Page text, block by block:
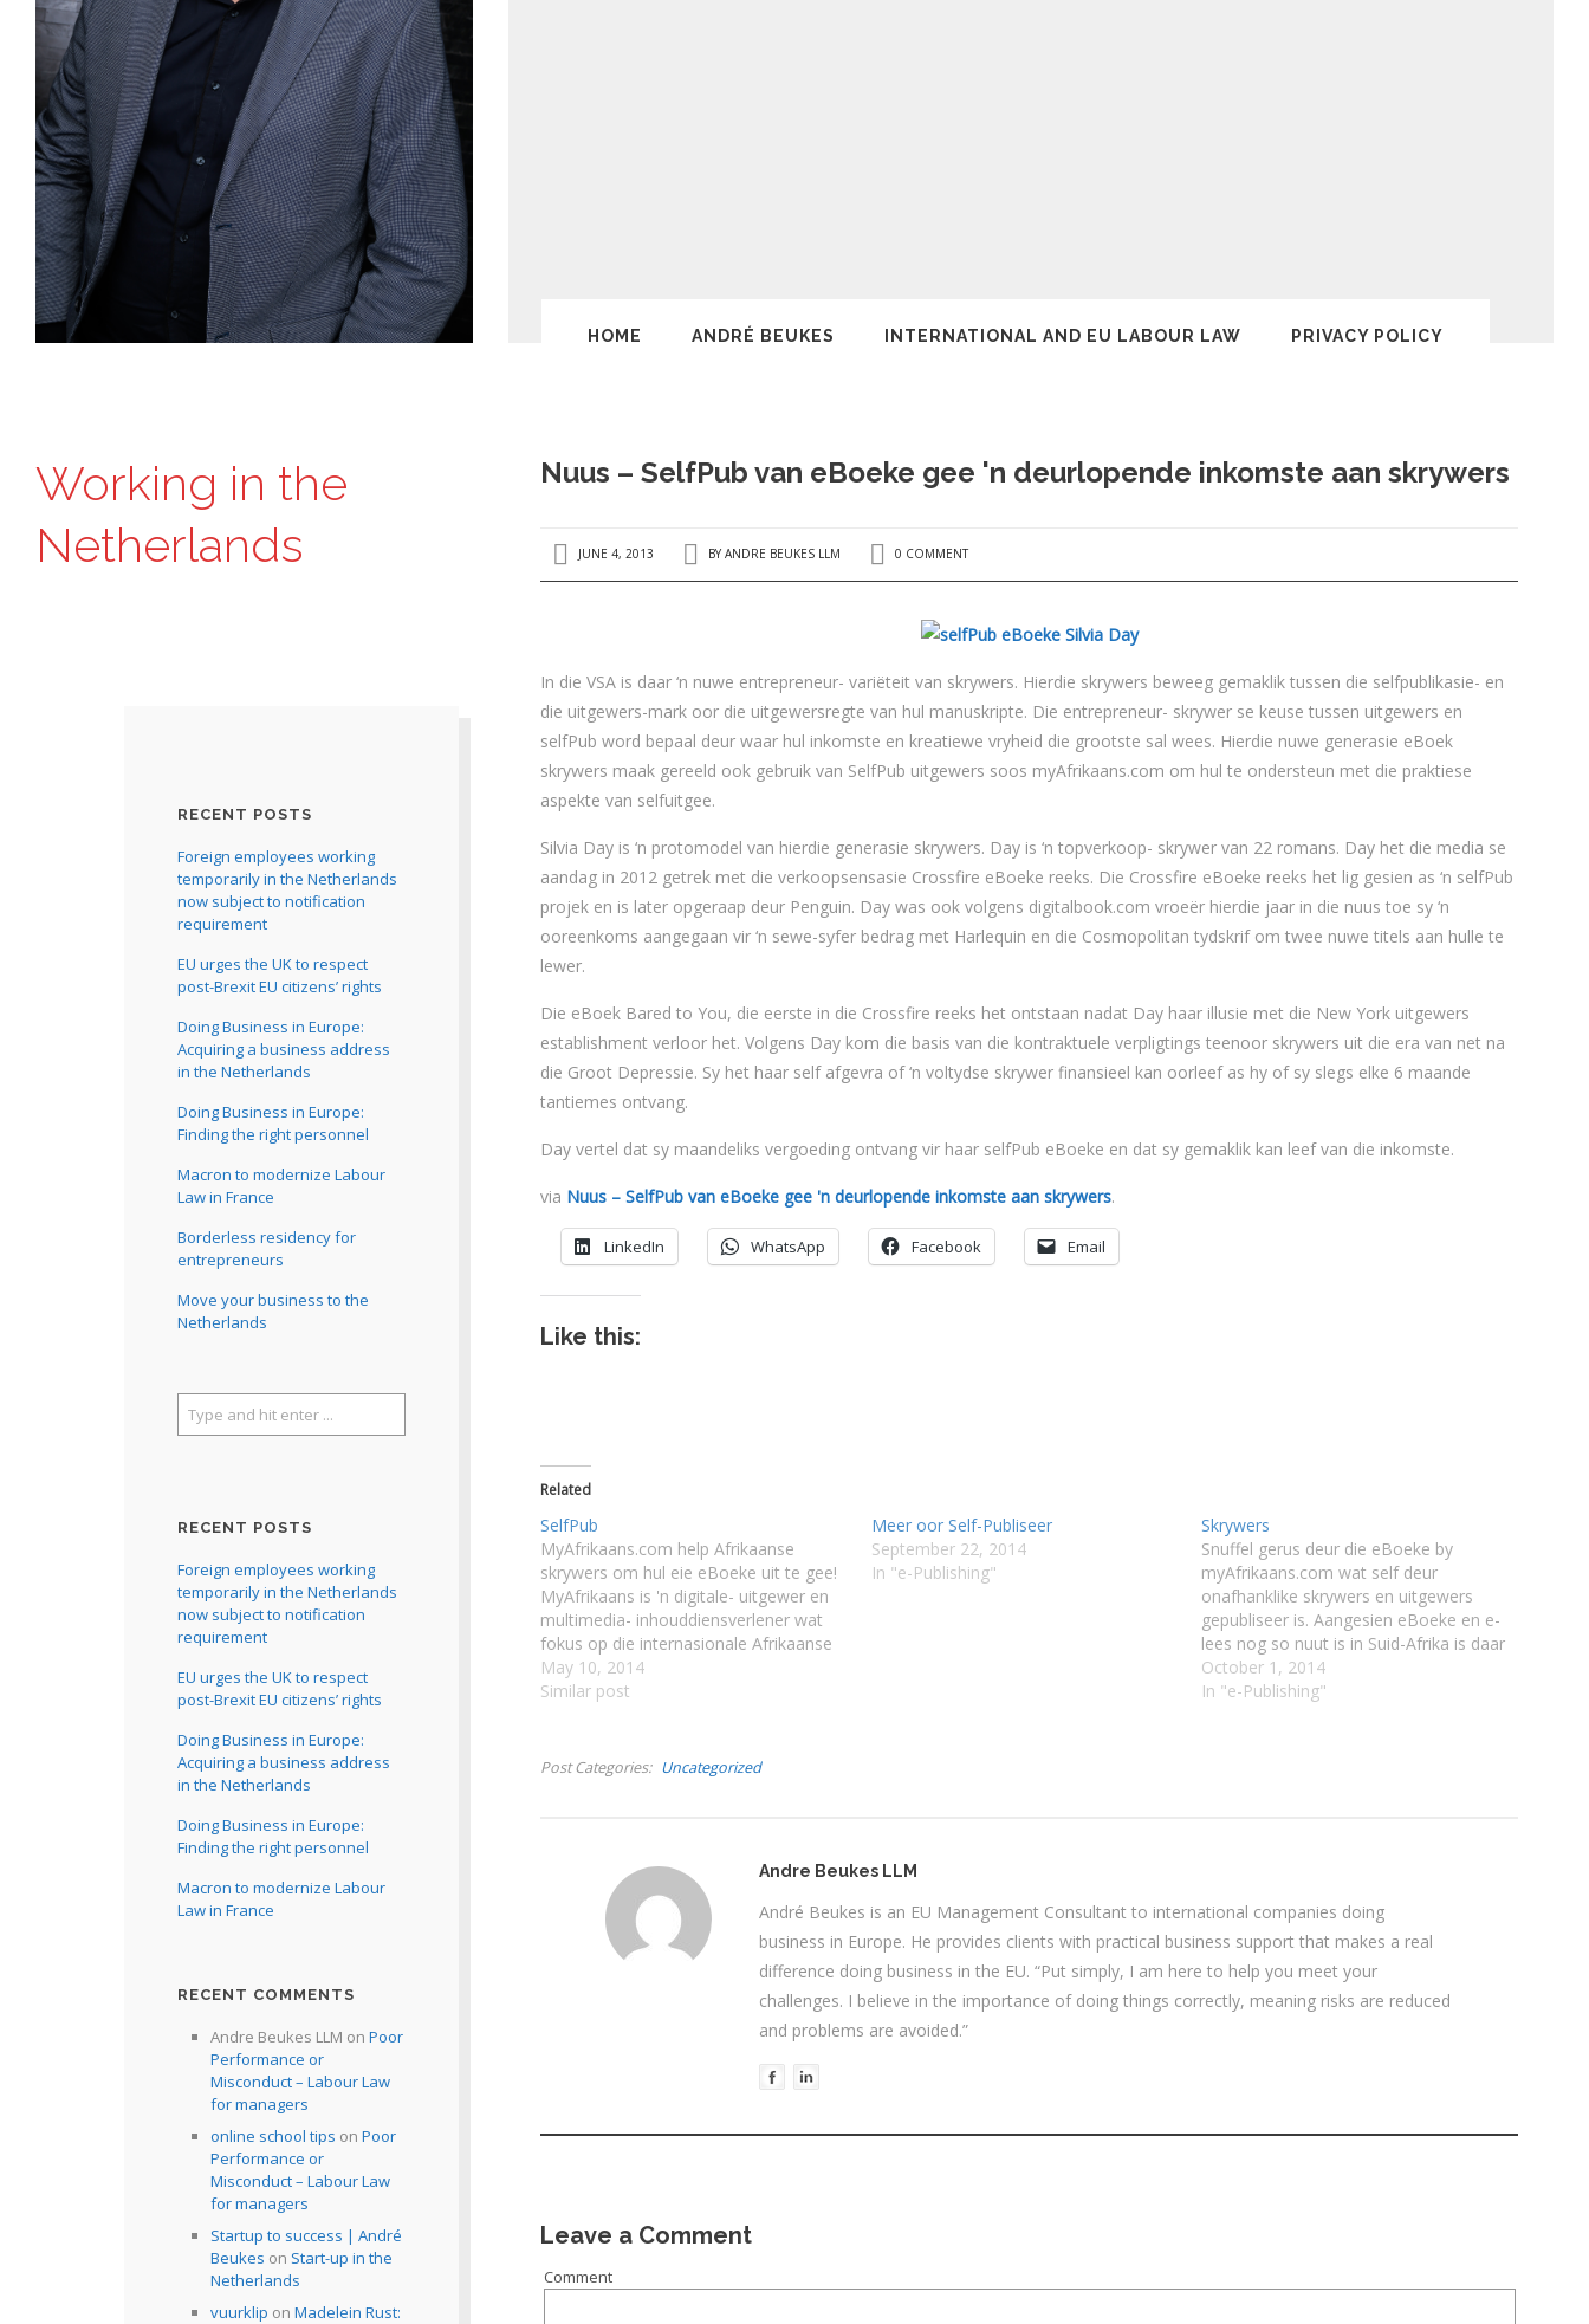
HOME ANDRÉ BEUKES INTERNATIONAL AND EU LABOUR LAW PRIVACY POLICY
Working in the
Netherlands
Nuus – SelfPub van eBoeke gee 'n deurlopende inkomste aan skrywers
JUNE 4, 2013 BYANDRE BEUKES LLM 0 COMMENT
In die VSA is daar ‘n nuwe entrepreneur- variëteit van skrywers. Hierdie skrywers beweeg gemaklik tussen die selfpublikasie- en
die uitgewers-mark oor die uitgewersregte van hul manuskripte. Die entrepreneur- skrywer se keuse tussen uitgewers en
selfPub word bepaal deur waar hul inkomste en kreatiewe vryheid die grootste sal wees. Hierdie nuwe generasie eBoek
skrywers maak gereeld ook gebruik van SelfPub uitgewers soos myAfrikaans.com om hul te ondersteun met die praktiese
aspekte van selfuitgee.
Silvia Day is ‘n protomodel van hierdie generasie skrywers. Day is ‘n topverkoop- skrywer van 22 romans. Day het die media se
aandag in 2012 getrek met die verkoopsensasie Crossfire eBoeke reeks. Die Crossfire eBoeke reeks het lig gesien as ‘n selfPub
projek en is later opgeraap deur Penguin. Day was ook volgens digitalbook.com vroeër hierdie jaar in die nuus toe sy ‘n
ooreenkoms aangegaan vir ‘n sewe-syfer bedrag met Harlequin en die Cosmopolitan tydskrif om twee nuwe titels aan hulle te
lewer.
Die eBoek Bared to You, die eerste in die Crossfire reeks het ontstaan nadat Day haar illusie met die New York uitgewers
establishment verloor het. Volgens Day kom die basis van die kontraktuele verpligtings teenoor skrywers uit die era van net na
die Groot Depressie. Sy het haar self afgevra of ‘n voltydse skrywer finansieel kan oorleef as hy of sy slegs elke 6 maande
tantiemes ontvang.
Day vertel dat sy maandeliks vergoeding ontvang vir haar selfPub eBoeke en dat sy gemaklik kan leef van die inkomste.
via Nuus – SelfPub van eBoeke gee 'n deurlopende inkomste aan skrywers.
LinkedIn WhatsApp Facebook Email
Like this:
Related
SelfPub
MyAfrikaans.com help Afrikaanse
skrywers om hul eie eBoeke uit te gee!
MyAfrikaans is 'n digitale- uitgewer en
multimedia- inhouddiensverlener wat
fokus op die internasionale Afrikaanse
lesersmark, laer profiel skrywers en
klein projekte van gevestigde skrywers.
moontlikhede aan skrywers om hul
May 10, 2014
Similar post
Meer oor Self-Publiseer
September 22, 2014
In "e-Publishing"
Skrywers
Snuffel gerus deur die eBoeke by
myAfrikaans.com wat self deur
onafhanklike skrywers en uitgewers
gepubliseer is. Aangesien eBoeke en e-
lees nog so nuut is in Suid-Afrika is daar
nie werklik betroubare data beskikbaar
oor waarop lesers eBoeke lees nie. Dit
October 1, 2014
In "e-Publishing"
Post Categories Uncategorized
Andre Beukes LLM
André Beukes is an EU Management Consultant to international companies doing
business in Europe. He provides clients with practical business support that makes a real
difference doing business in the EU. “Put simply, I am here to help you meet your
challenges. I believe in the importance of doing things correctly, meaning risks are reduced
and problems are avoided.”
Leave a Comment
Comment
RECENT POSTS
Foreign employees working
temporarily in the Netherlands
now subject to notification
requirement
EU urges the UK to respect
post-Brexit EU citizens’ rights
Doing Business in Europe:
Acquiring a business address
in the Netherlands
Doing Business in Europe:
Finding the right personnel
Macron to modernize Labour
Law in France
Borderless residency for
entrepreneurs
Move your business to the
Netherlands
RECENT POSTS
Foreign employees working
temporarily in the Netherlands
now subject to notification
requirement
EU urges the UK to respect
post-Brexit EU citizens’ rights
Doing Business in Europe:
Acquiring a business address
in the Netherlands
Doing Business in Europe:
Finding the right personnel
Macron to modernize Labour
Law in France
RECENT COMMENTS
Andre Beukes LLM on Poor
Performance or
Misconduct – Labour Law
for managers
online school tips on Poor
Performance or
Misconduct – Labour Law
for managers
Startup to success | André
Beukes on Start-up in the
Netherlands
vuurklip on Madelein Rust: